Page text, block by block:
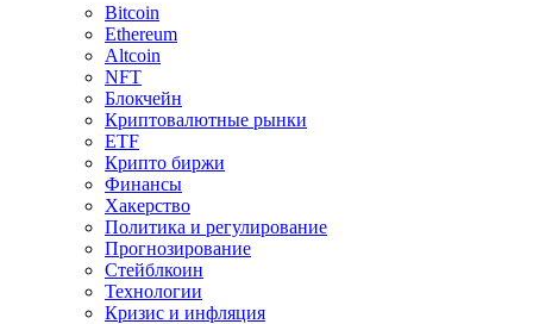
Bitcoin
Ethereum
Altcoin
NFT
Блокчейн
Криптовалютные рынки
ETF
Крипто биржи
Финансы
Хакерство
Политика и регулирование
Прогнозирование
Стейблкоин
Технологии
Кризис и инфляция